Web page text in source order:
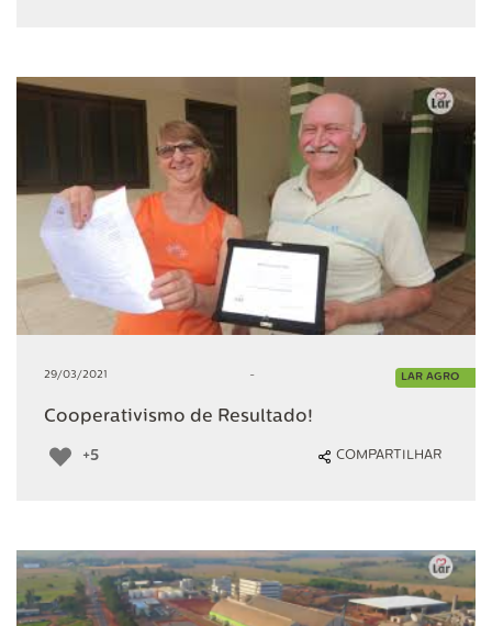
29/03/2021 - LAR AGRO
Cooperativismo de Resultado!
+5 COMPARTILHAR